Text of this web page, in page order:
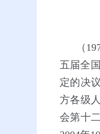
（
五届全
定的决
方各级
会第十